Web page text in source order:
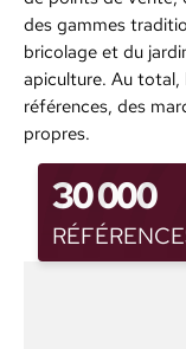
des gammes
bricolage et du
apiculture. Au total,
références, des
propres.
30 000